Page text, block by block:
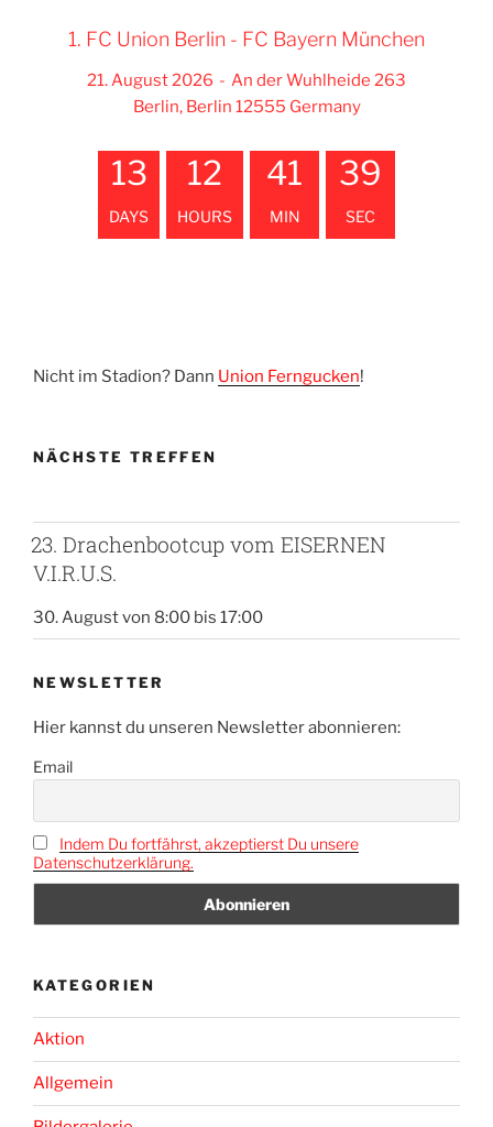
1. FC Union Berlin - FC Bayern München
21. August 2026 - An der Wuhlheide 263
Berlin, Berlin 12555 Germany
13
DAYS
12
HOURS
41
MIN
38
SEC
Nicht im Stadion? Dann Union Ferngucken!
NÄCHSTE TREFFEN
23. Drachenbootcup vom EISERNEN
V.I.R.U.S.
30. August von 8:00 bis 17:00
NEWSLETTER
Hier kannst du unseren Newsletter abonnieren:
Email
Indem Du fortfährst, akzeptierst Du unsere
Datenschutzerklärung.
KATEGORIEN
Aktion
Allgemein